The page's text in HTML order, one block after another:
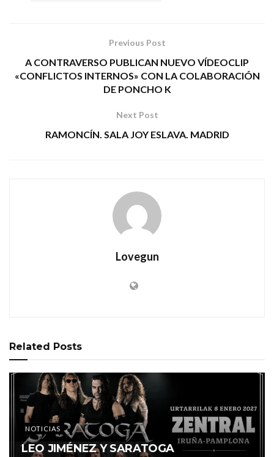
Previous Post
A CONTRAVERSO PUBLICAN NUEVO VÍDEOCLIP
«CONFLICTOS INTERNOS» CON LA COLABORACIÓN
DE PONCHO K
Next Post
RAMONCÍN. SALA JOY ESLAVA. MADRID
Lovegun
Related Posts
NOTICIAS
LEO JIMÉNEZ Y SARATOGA